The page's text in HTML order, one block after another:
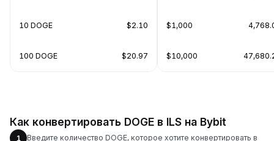
10 DOGE $2.10
100 DOGE $20.97
$1,000
$10,000
Как конвертировать DOGE в ILS на Bybit
1 Введите количество DOGE, которое хотите конвертировать в